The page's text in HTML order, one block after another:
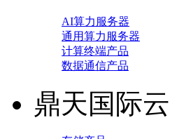
AI算力服务器
通用算力服务器
计算终端产品
数据通信产品
鼎天国际